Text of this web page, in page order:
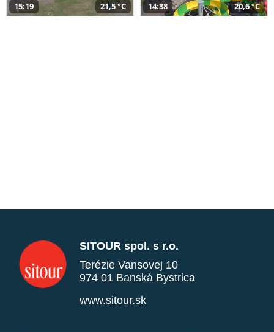
15:19 21,5 °C 14:38 20,6 °C
SITOUR spol. s r.o.
Terézie Vansovej 10
974 01 Banská Bystrica
www.sitour.sk